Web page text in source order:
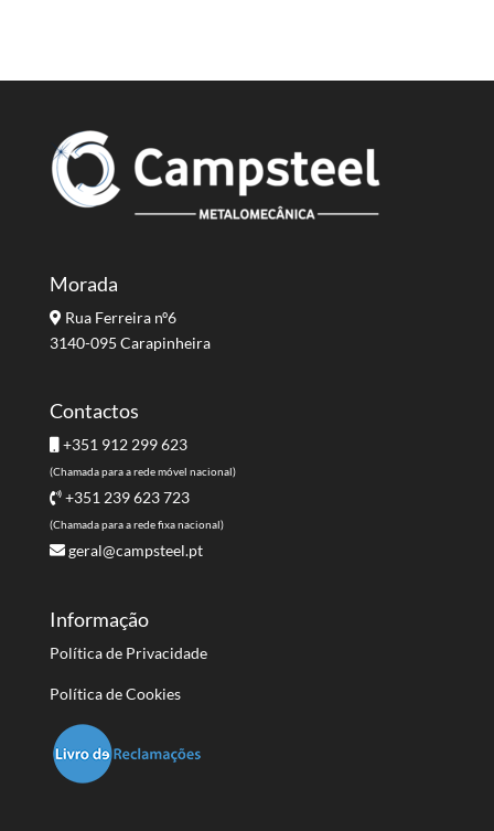
Morada
Rua Ferreira nº6
3140-095 Carapinheira
Contactos
+351 912 299 623
(Chamada para a rede móvel nacional)
+351 239 623 723
(Chamada para a rede fixa nacional)
geral@campsteel.pt
Informação
Política de Privacidade
Política de Cookies